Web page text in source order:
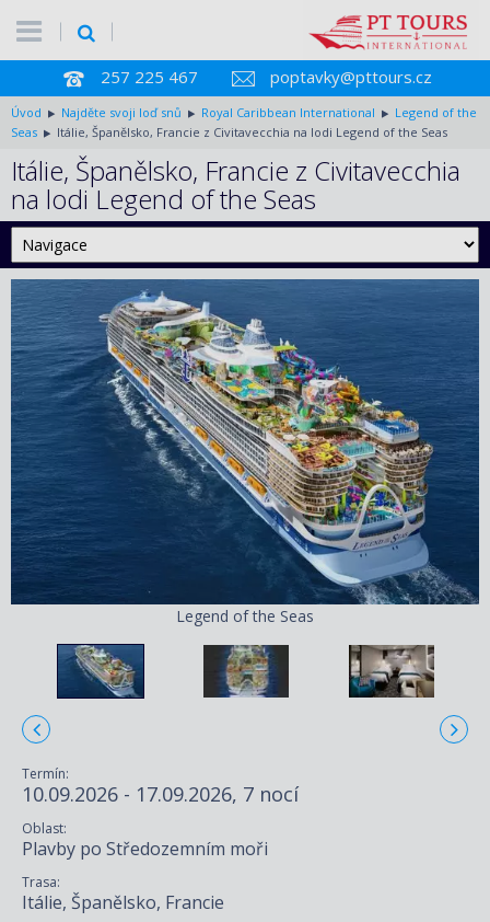
257 225 467 poptavky@pttours.cz
Úvod Najděte svoji loď snů Royal Caribbean International
Legend of the
Seas
Itálie, Španělsko, Francie z Civitavecchia na lodi Legend of the Seas
Itálie, Španělsko, Francie z Civitavecchia
na lodi Legend of the Seas
Legend of the Seas
Termín:
10.09.2026 - 17.09.2026, 7 nocí
Oblast:
Plavby po Středozemním moři
Trasa:
Itálie, Španělsko, Francie